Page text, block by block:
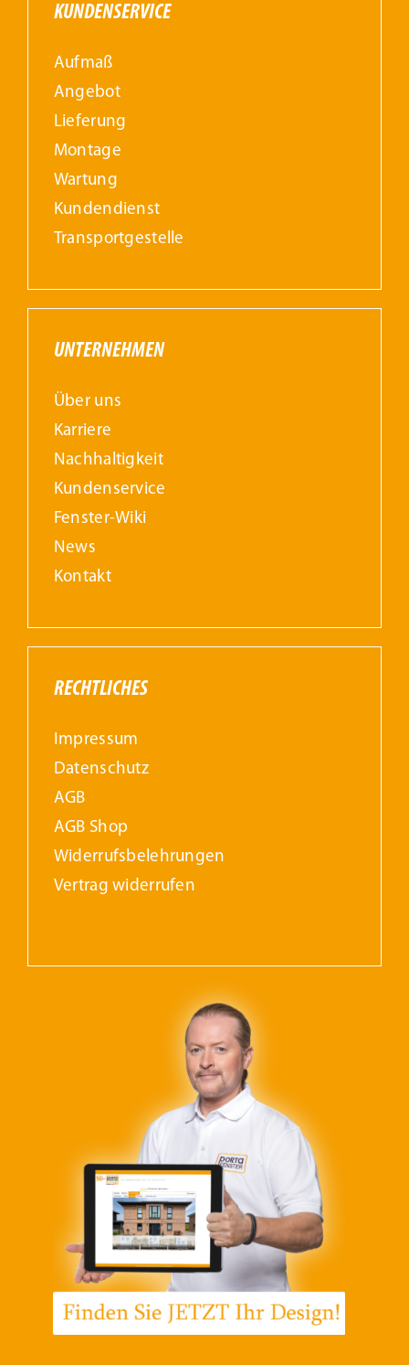
KUNDENSERVICE
Aufmaß
Angebot
Lieferung
Montage
Wartung
Kundendienst
Transportgestelle
UNTERNEHMEN
Über uns
Karriere
Nachhaltigkeit
Kundenservice
Fenster-Wiki
News
Kontakt
RECHTLICHES
Impressum
Datenschutz
AGB
AGB Shop
Widerrufs­belehrungen
Vertrag widerrufen